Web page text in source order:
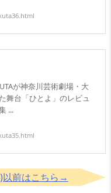
が神奈川芸術劇場・大
舞台「ひとよ」のレビュ
...
以前はこちら→